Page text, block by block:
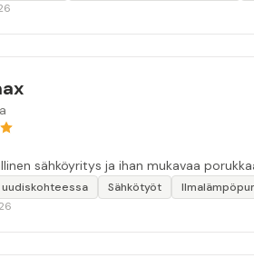
uudiskohteessa Sähkötyöt